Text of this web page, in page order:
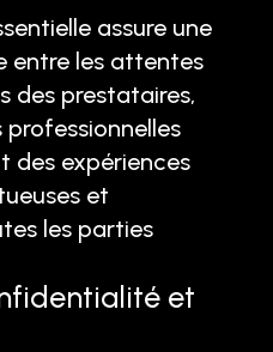
assure une
entre les attentes
des prestataires,
des expériences
et
les parties
et